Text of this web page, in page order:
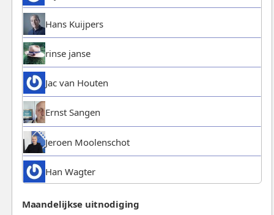
Hans Kuijpers
rinse janse
Jac van Houten
Ernst Sangen
Jeroen Moolenschot
Han Wagter
Maandelijkse uitnodiging